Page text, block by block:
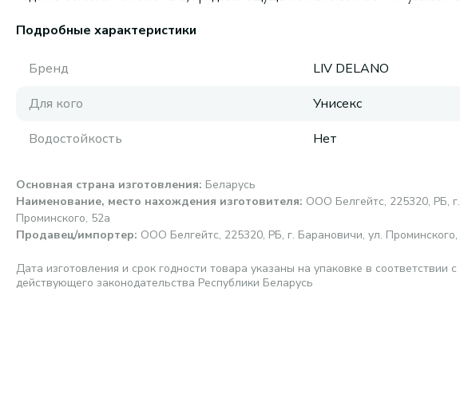
Подробные характеристики
Бренд
LIV DELANO
Для кого
Унисекс
Водостойкость
Нет
Основная страна изготовления: Беларусь
Наименование, место нахождения изготовителя: ООО Белгейтс, 225320, РБ,
Проминского, 52а
Продавец/импортер: ООО Белгейтс, 225320, РБ, г. Барановичи, ул. Проминского,
Дата изготовления и срок годности товара указаны на упаковке в соответствии
действующего законодательства Республики Беларусь